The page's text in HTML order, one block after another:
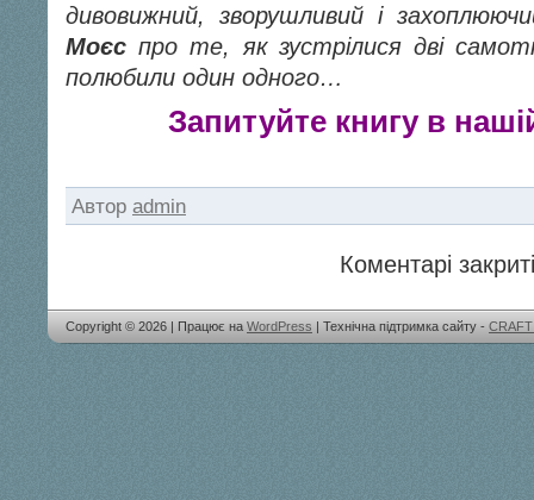
дивовижний, зворушливий і
Моєс про те, як зустрілися дві
полюбили один одного…
Запитуйте книгу в
Автор admin
Коментарі
Copyright © 2026 | Працює на WordPress | Технічна підтримка сайту -